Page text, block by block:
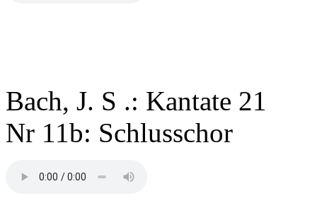
Bach, J. S .: Kantate 21
Nr 11b: Schlusschor